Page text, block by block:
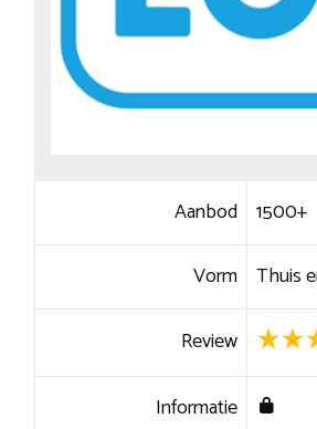
Aanbod 1500+
Vorm Thuis
Review
Informatie